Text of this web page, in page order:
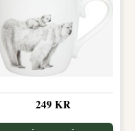
249 KR